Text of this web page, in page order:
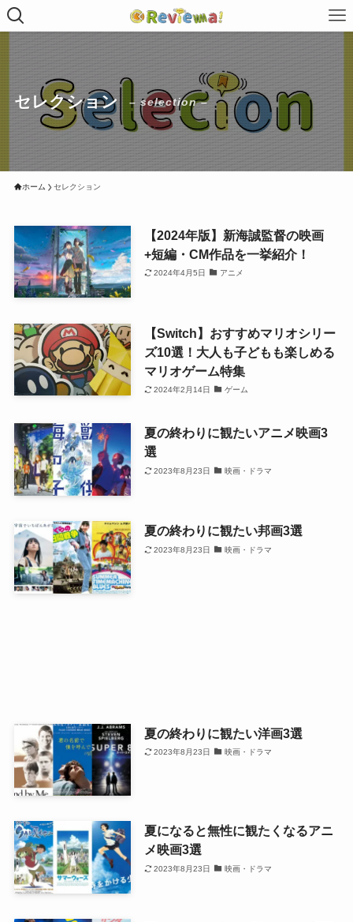
セレクション – selection –
ホーム セレクション
【2024年版】新海誠監督の映画
+短編・CM作品を一挙紹介！
2024年4月5日 アニメ
【Switch】おすすめマリオシリー
ズ10選！大人も子どもも楽しめる
マリオゲーム特集
2024年2月14日 ゲーム
夏の終わりに観たいアニメ映画3
選
2023年8月23日 映画・ドラマ
夏の終わりに観たい邦画3選
2023年8月23日 映画・ドラマ
夏の終わりに観たい洋画3選
2023年8月23日 映画・ドラマ
夏になると無性に観たくなるアニ
メ映画3選
2023年8月23日 映画・ドラマ